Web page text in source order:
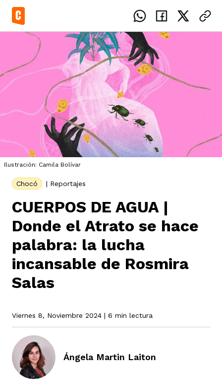
Ilustración: Camila Bolívar
Chocó | Reportajes
CUERPOS DE AGUA |
Donde el Atrato se hace
palabra: la lucha
incansable de Rosmira
Salas
Viernes 8, Noviembre 2024 | 6 min lectura
Ángela Martin Laiton
del Caguán
del Cesar
de Atrato
étnicos
armado
país
fórmula
principios